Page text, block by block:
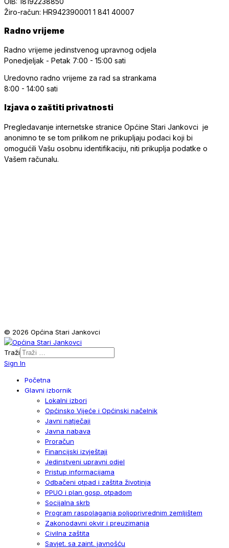
Žiro-račun: HR942390001 1 841 40007
Radno vrijeme
Radno vrijeme jedinstvenog upravnog odjela
Ponedjeljak - Petak 7:00 - 15:00 sati
Uredovno radno vrijeme za rad sa strankama
8:00 - 14:00 sati
Izjava o zaštiti privatnosti
Pregledavanje internetske stranice Općine Stari Jankovci je
anonimno te se tom prilikom ne prikupljaju podaci koji bi
omogućili Vašu osobnu identifikaciju, niti prikuplja podatke o
Vašem računalu.
© 2026 Općina Stari Jankovci
Traži
Sign In
Početna
Glavni izbornik
Lokalni izbori
Općinsko Vijeće i Općinski načelnik
Javni natječaji
Javna nabava
Proračun
Financijski izvještaji
Jedinstveni upravni odjel
Pristup informacijama
Odbačeni otpad i zaštita životinja
PPUO i plan gosp. otpadom
Socijalna skrb
Program raspolaganja poljoprivrednim zemljištem
Zakonodavni okvir i preuzimanja
Civilna zaštita
Savjet. sa zaint. javnošću